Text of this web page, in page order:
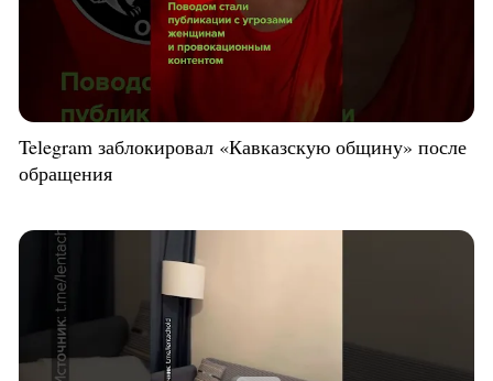
Telegram заблокировал «Кавказскую общину» после
обращения